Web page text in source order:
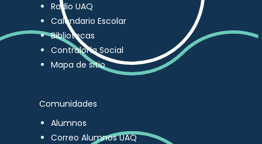
Radio UAQ
Calendario Escolar
Bibliotecas
Contraloría Social
Mapa de sitio
Comunidades
Alumnos
Correo Alumnos UAQ